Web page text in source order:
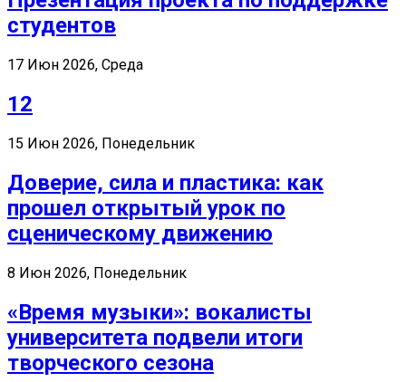
студентов
17 Июн 2026, Среда
12
15 Июн 2026, Понедельник
Доверие, сила и пластика: как
прошел открытый урок по
сценическому движению
8 Июн 2026, Понедельник
«Время музыки»: вокалисты
университета подвели итоги
творческого сезона